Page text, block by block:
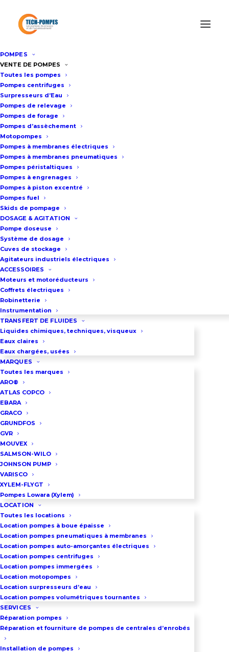
POMPES
VENTE DE POMPES
Toutes les pompes
Pompes centrifuges
Surpresseurs d’Eau
Pompes de relevage
Pompes de forage
Pompes d’assèchement
Motopompes
Pompes à membranes électriques
Pompes à membranes pneumatiques
Pompes péristaltiques
Pompes à engrenages
Pompes à piston excentré
Pompes fuel
Skids de pompage
DOSAGE & AGITATION
Pompe doseuse
Système de dosage
Cuves de stockage
Agitateurs industriels électriques
ACCESSOIRES
Moteurs et motoréducteurs
Coffrets électriques
Robinetterie
Instrumentation
TRANSFERT DE FLUIDES
Liquides chimiques, techniques, visqueux
Eaux claires
Eaux chargées, usées
MARQUES
Toutes les marques
ARO®
ATLAS COPCO
EBARA
GRACO
GRUNDFOS
GVR
MOUVEX
SALMSON-WILO
JOHNSON PUMP
VARISCO
XYLEM-FLYGT
Pompes Lowara (Xylem)
LOCATION
Toutes les locations
Location pompes à boue épaisse
Location pompes pneumatiques à membranes
Location pompes auto-amorçantes électriques
Location pompes centrifuges
Location pompes immergées
Location motopompes
Location surpresseurs d’eau
Location pompes volumétriques tournantes
SERVICES
Réparation pompes
Réparation et fourniture de pompes de centrales d’enrobés
Installation de pompes
Accueil
Informations produits
Pompe centrifuge ou pompe volumétrique ?
POMPE CENTRIFUGE
VOLUMÉTRIQUE ?
Dans l’univers des équipements
industriels, les pompes
représentent des dispositifs
fondamentaux pour le transfert de
fluides. Au cœur de nombreux
procédés industriels, ces
équipements techniques se
déclinent en différentes
technologies adaptées à des
applications spécifiques. Les
physiques distincts et présentant
opérationnelles propres : Les
pompes centrifuges – Les pompes
volumétriques.
Pour vos besoins temporaires ou
pour essais, n’hésitez pas à
consulter notre
location de pompes
centrifuges ou volumétriques
proposant des solutions flexibles
projets.